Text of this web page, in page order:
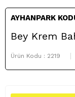
AYHANPARK
Bey Krem
Ürün Kodu : 2219